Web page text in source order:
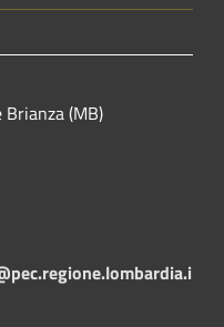
(MB)